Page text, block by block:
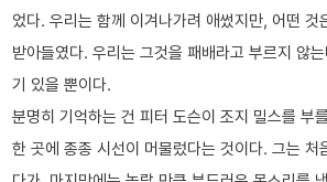
었다. 우리는 함께 이겨나가려 애썼지만, 어떤 것
받아들였다. 우리는 그것을 패배라고 부르지 않
기 있을 뿐이다.
분명히 기억하는 건 피터 도슨이 조지 밀스를 부
한 곳에 종종 시선이 머물렀다는 것이다. 그는 처